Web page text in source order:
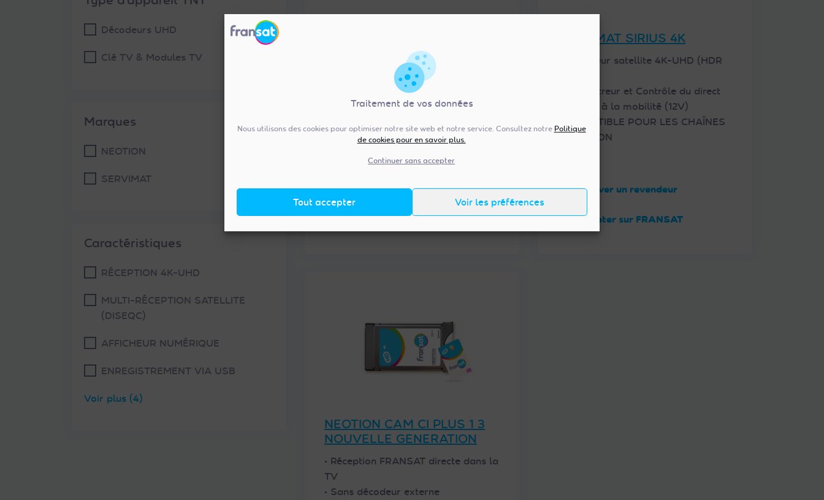
Traitement de vos données
Nous utilisons des cookies pour optimiser notre site web et notre service. Consultez notre Politique
de cookies pour en savoir plus.
Continuer sans accepter
Tout accepter Voir les préférences
Décodeurs UHD
Clé TV & Modules TV
Marques
NEOTION
SERVIMAT
Caractéristiques
RÉCEPTION 4K-UHD
MULTI-RÉCEPTION SATELLITE
(DISEQC)
AFFICHEUR NUMÉRIQUE
ENREGISTREMENT VIA USB
Voir plus (4)
• Module pour TV avec tuner sat et
port USB CI+2.0
• Sans décodeur ni câble externe
• Gestion des décrochages régionaux
• Compatible 4K-UHD
Trouver un revendeur
Acheter sur FRANSAT
SERVIMAT SIRIUS 4K
• Récepteur satellite 4K-UHD (HDR
• Enregistreur et Contrôle du direct
• Adapté à la mobilité (12V)
• COMPATIBLE POUR LES CHAÎNES
EN OPTION
Trouver un revendeur
Acheter sur FRANSAT
NEOTION CAM CI PLUS 1 3
NOUVELLE GENERATION
• Réception FRANSAT directe dans la
TV
• Sans décodeur externe